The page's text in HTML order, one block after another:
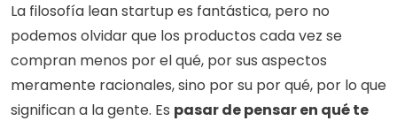
La filosofía lean startup es fantástica, pero no
podemos olvidar que los productos cada vez se
compran menos por el qué, por sus aspectos
meramente racionales, sino por su por qué, por lo que
significan a la gente. Es pasar de pensar en qué te